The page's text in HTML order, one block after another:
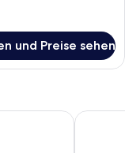
und Preise sehen
Latitude